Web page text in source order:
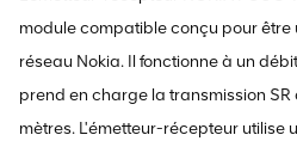
module compatible conçu pour
réseau Nokia. Il fonctionne à un
prend en charge la transmission
mètres. L'émetteur-récepteur utilise